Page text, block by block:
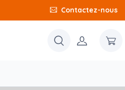
Contactez-nous